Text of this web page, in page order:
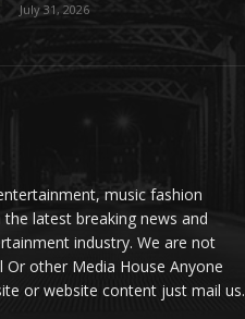
July 31, 2026
music fashion
latest breaking news and
industry. We are not
Or other Media House Anyone
or website content just mail us.